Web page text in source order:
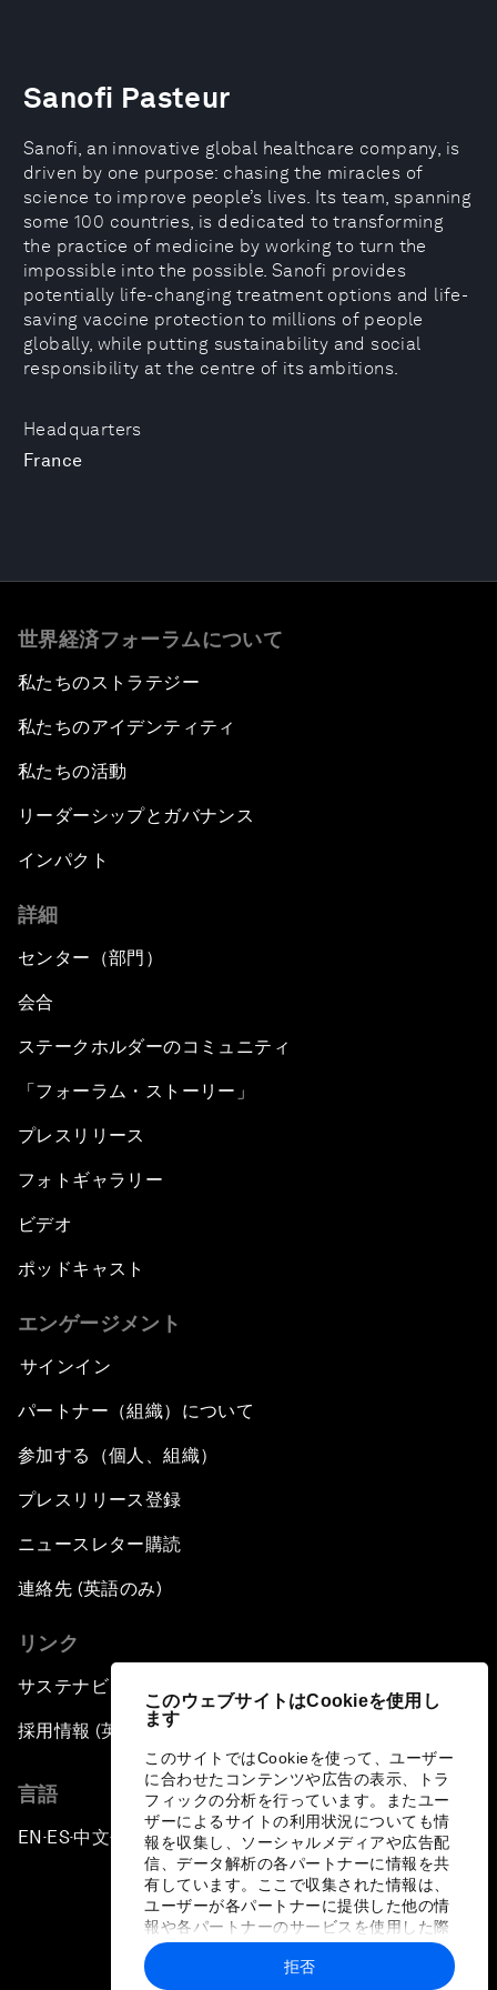
このウェブサイトはCookieを使用し
ます
このサイトではCookieを使って、ユーザー
に合わせたコンテンツや広告の表示、トラ
フィックの分析を行っています。またユー
ザーによるサイトの利用状況についても情
報を収集し、ソーシャルメディアや広告配
信、データ解析の各パートナーに情報を共
有しています。ここで収集された情報は、
ユーザーが各パートナーに提供した他の情
報や各パートナーのサービスを使用した際
に収集された情報と組み合わされ、各パー
トナーによって使用されることがありま
拒否
Headquarters
France
Sanofi Pasteur
Sanofi, an innovative global healthcare company, is
driven by one purpose: chasing the miracles of
science to improve people’s lives. Its team, spanning
some 100 countries, is dedicated to transforming
the practice of medicine by working to turn the
impossible into the possible. Sanofi provides
potentially life-changing treatment options and life-
saving vaccine protection to millions of people
globally, while putting sustainability and social
responsibility at the centre of its ambitions.
世界経済フォーラムについて
私たちのストラテジー
私たちのアイデンティティ
私たちの活動
リーダーシップとガバナンス
インパクト
詳細
センター（部門）
会合
ステークホルダーのコミュニティ
「フォーラム・ストーリー」
プレスリリース
フォトギャラリー
ビデオ
ポッドキャスト
エンゲージメント
サインイン
パートナー（組織）について
参加する（個人、組織）
プレスリリース登録
ニュースレター購読
連絡先 (英語のみ)
リンク
サステナビリティへの取り組み
採用情報 (英語のみ)
言語
EN ▪ES▪中文▪ 日本語